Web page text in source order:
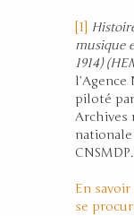
[1]
musique
1914)
piloté par
Archives
nationale
CNSMDP.
En
se